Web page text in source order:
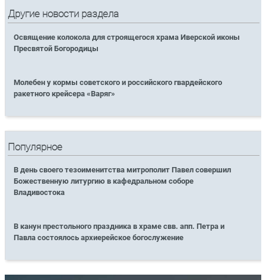
Другие новости раздела
Освящение колокола для строящегося храма Иверской иконы
Пресвятой Богородицы
Молебен у кормы советского и российского гвардейского
ракетного крейсера «Варяг»
Популярное
В день своего тезоименитства митрополит Павел совершил
Божественную литургию в кафедральном соборе
Владивостока
В канун престольного праздника в храме свв. апп. Петра и
Павла состоялось архиерейское богослужение